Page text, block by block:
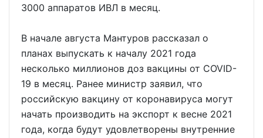
3000 аппаратов ИВЛ в месяц.
В начале августа Мантуров рассказал о
планах выпускать к началу 2021 года
несколько миллионов доз вакцины от COVID-
19 в месяц. Ранее министр заявил, что
российскую вакцину от коронавируса могут
начать производить на экспорт к весне 2021
года, когда будут удовлетворены внутренние